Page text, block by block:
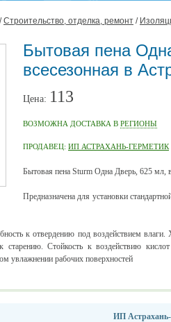
/Строительство, отделка, ремонт /
Бытовая пена
всесезонная в
Цена: 113
ВОЗМОЖНА ДОСТАВКА В РЕГИОНЫ
ПРОДАВЕЦ: ИП АСТРАХАНЬ-ГЕРМЕТИК
Бытовая пена Sturm Одна Дверь, 625 мл,
Предназначена для установки
к отвердению под воздействием
старению. Стойкость к воздействию
увлажнении рабочих поверхностей
ИП